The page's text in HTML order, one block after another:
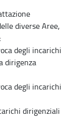
diverse Aree,
degli incarichi
dirigenza
degli incarichi
dirigenziali